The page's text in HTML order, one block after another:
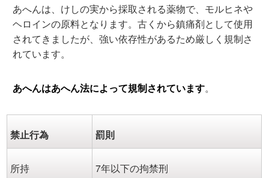
あへんは、けしの実から採取される薬物で、モルヒネや
ヘロインの原料となります。古くから鎮痛剤として使用
されてきましたが、強い依存性があるため厳しく規制さ
れています。
あへんはあへん法によって規制されています。
禁止行為 罰則
所持 7年以下の拘禁刑